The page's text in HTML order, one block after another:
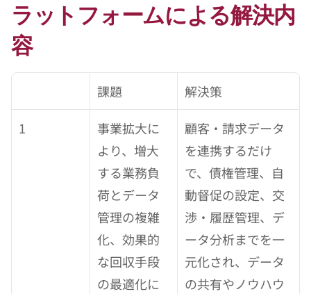
ラットフォームによる解決内
容
課題 解決策
1
事業拡大に
より、増大
する業務負
荷とデータ
管理の複雑
化、効果的
な回収手段
の最適化に
顧客・請求データ
を連携するだけ
で、債権管理、自
動督促の設定、交
渉・履歴管理、デ
ータ分析までを一
元化され、データ
の共有やノウハウ